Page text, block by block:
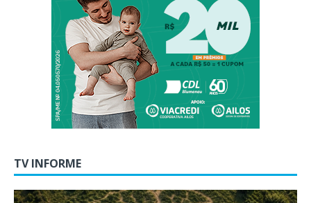
TV INFORME